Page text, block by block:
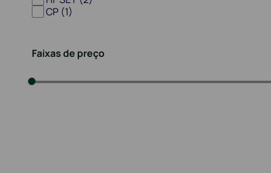
CP (1)
Faixas de preço